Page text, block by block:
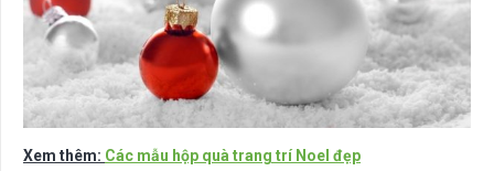
Xem thêm: Các mẫu hộp quà trang trí Noel đẹp